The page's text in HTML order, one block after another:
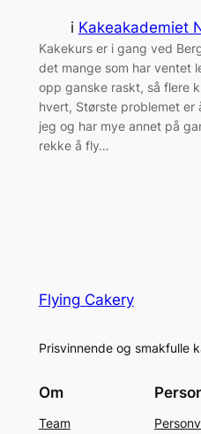
i Kakeakademiet
Kakekurs er i gang ved
det mange som har ventet
opp ganske raskt, så flere
hvert, Største problemet er
jeg og har mye annet på
rekke å fly…
Flying Cakery
Prisvinnende og smakfulle
Om
Team